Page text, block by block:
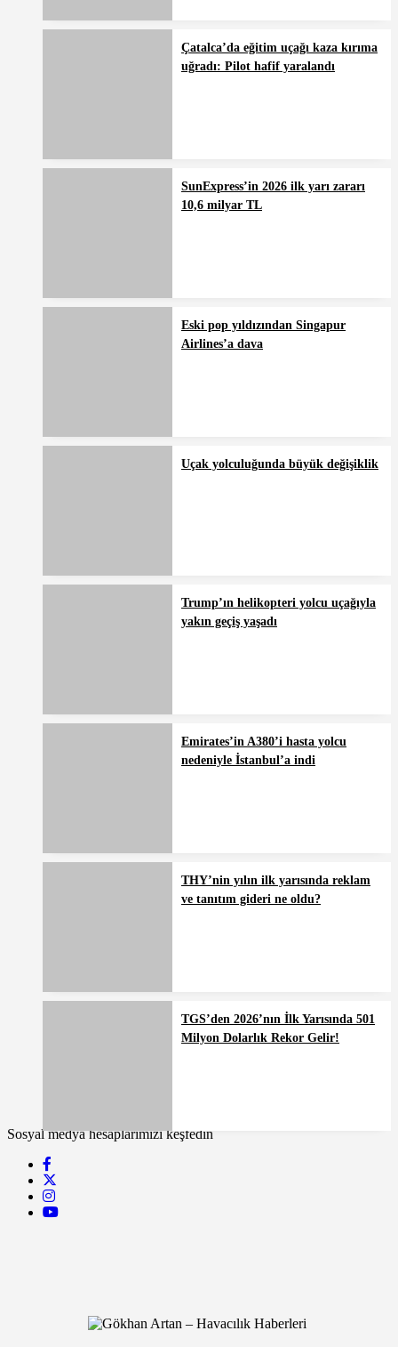
Çatalca’da eğitim uçağı kaza kırıma
uğradı: Pilot hafif yaralandı
SunExpress’in 2026 ilk yarı zararı
10,6 milyar TL
Eski pop yıldızından Singapur
Airlines’a dava
Uçak yolculuğunda büyük değişiklik
Trump’ın helikopteri yolcu uçağıyla
yakın geçiş yaşadı
Emirates’in A380’i hasta yolcu
nedeniyle İstanbul’a indi
THY’nin yılın ilk yarısında reklam
ve tanıtım gideri ne oldu?
TGS’den 2026’nın İlk Yarısında 501
Milyon Dolarlık Rekor Gelir!
Sosyal medya hesaplarımızı keşfedin